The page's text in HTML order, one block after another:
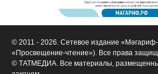
© 2011 - 2026. Сетевое издание «Мәгариф-
«Просвещение-чтение»). Все права
© ТАТМЕДИА. Все материалы,